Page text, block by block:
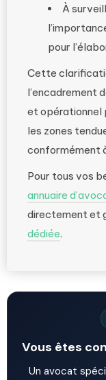
À
pour
Cette
l’encadrement
et opérationnel
les zones
conformément
Pour tous vos
annuaire
directement et
dédiée.
Vous êtes
Un avocat